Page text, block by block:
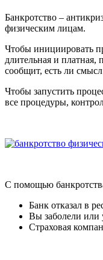
Банкротство –
физическим лицам.
Чтобы инициировать
длительная и
сообщит, есть ли
Чтобы запустить
все процедуры,
С помощью
Банк отказал в
Вы заболели или
Страховая